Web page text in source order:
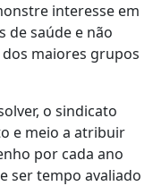
interesse em
de saúde e não
maiores grupos
o sindicato
e meio a atribuir
por cada ano
ser tempo avaliado